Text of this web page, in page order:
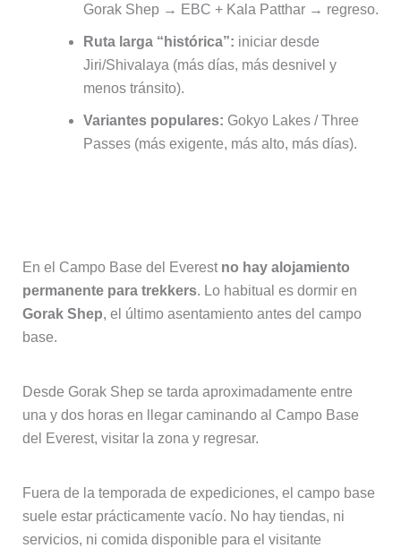
Gorak Shep → EBC + Kala Patthar → regreso.
Ruta larga “histórica”: iniciar desde
Jiri/Shivalaya (más días, más desnivel y
menos tránsito).
Variantes populares: Gokyo Lakes / Three
Passes (más exigente, más alto, más días).
En el Campo Base del Everest no hay alojamiento
permanente para trekkers. Lo habitual es dormir en
Gorak Shep, el último asentamiento antes del campo
base.
Desde Gorak Shep se tarda aproximadamente entre
una y dos horas en llegar caminando al Campo Base
del Everest, visitar la zona y regresar.
Fuera de la temporada de expediciones, el campo base
suele estar prácticamente vacío. No hay tiendas, ni
servicios, ni comida disponible para el visitante